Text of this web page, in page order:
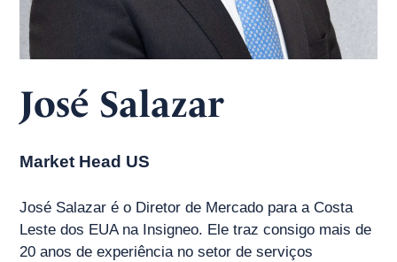
José Salazar
Market Head US
José Salazar é o Diretor de Mercado para a Costa
Leste dos EUA na Insigneo. Ele traz consigo mais de
20 anos de experiência no setor de serviços